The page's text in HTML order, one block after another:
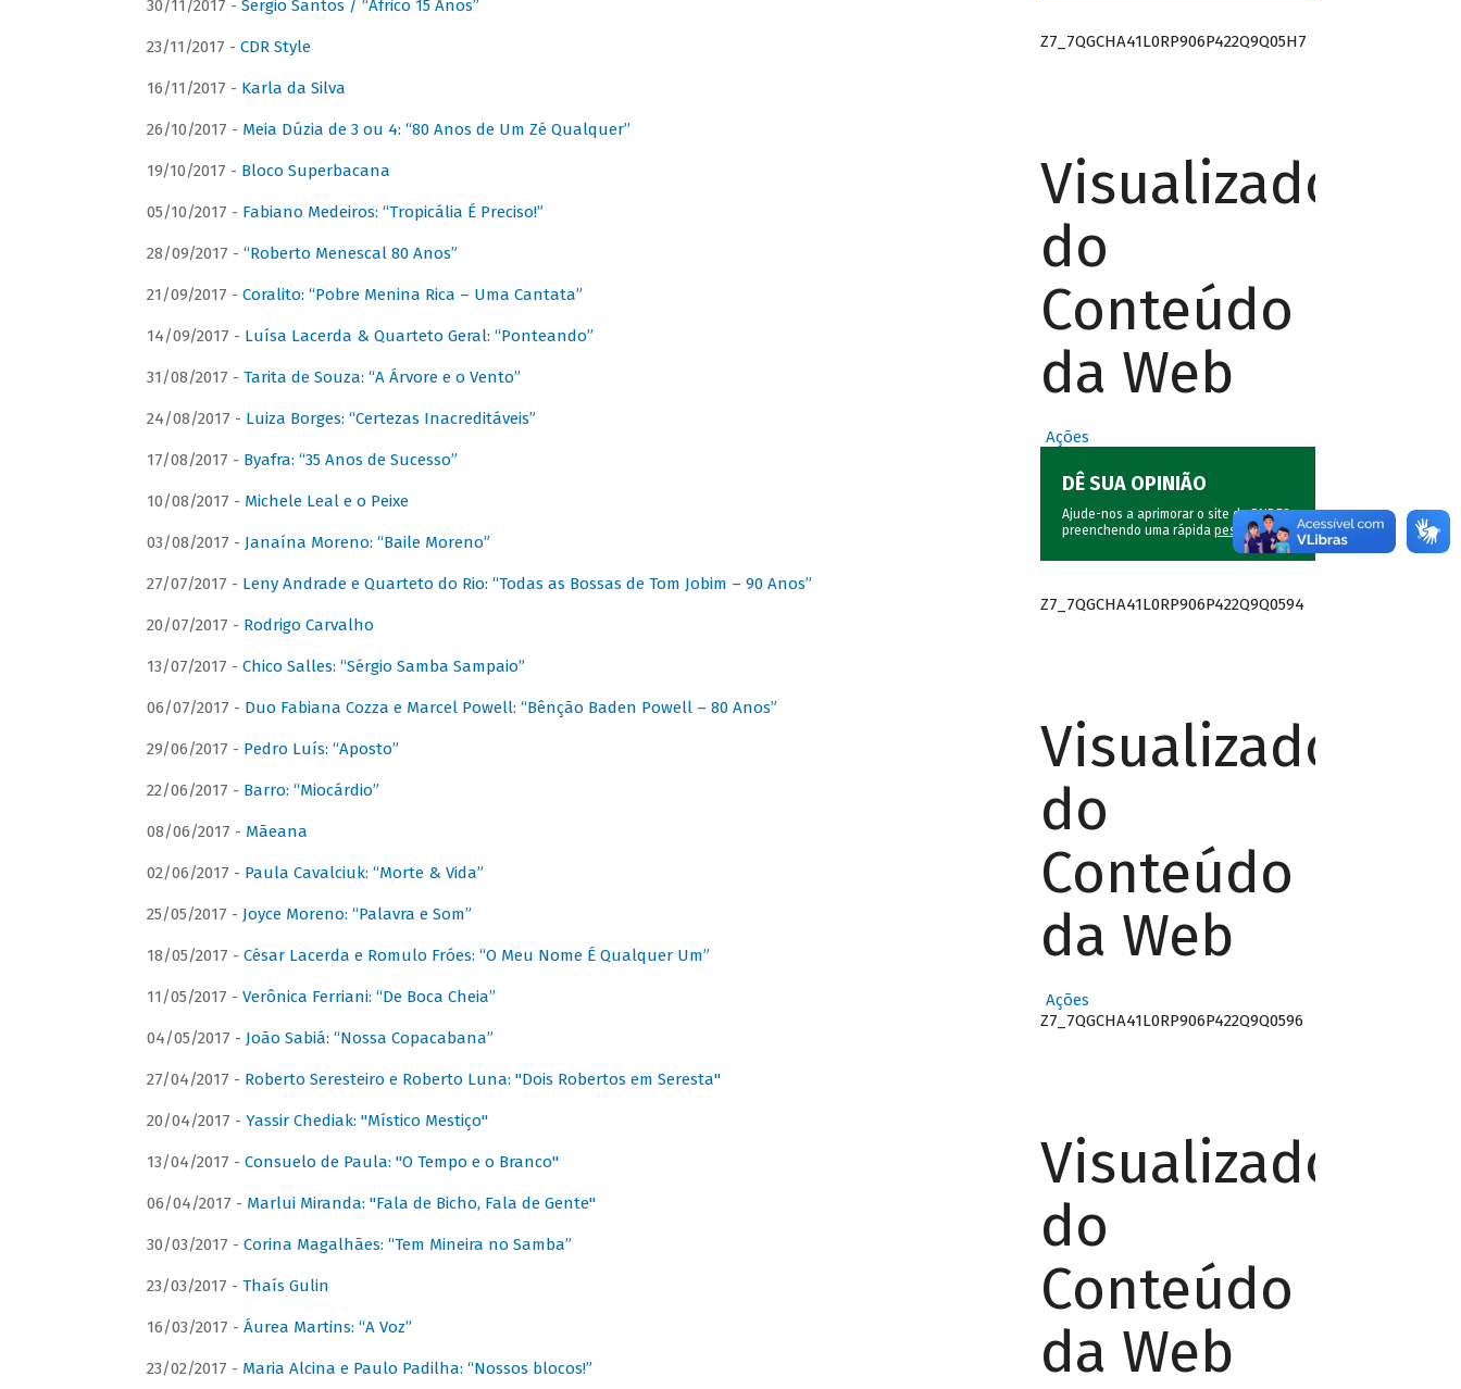
30/11/2017 - Sergio Santos / “Áfrico 15 Anos”
23/11/2017 - CDR Style
16/11/2017 - Karla da Silva
26/10/2017 - Meia Dúzia de 3 ou 4: “80 Anos de Um Zé Qualquer”
19/10/2017 - Bloco Superbacana
05/10/2017 - Fabiano Medeiros: “Tropicália É Preciso!”
28/09/2017 - “Roberto Menescal 80 Anos”
21/09/2017 - Coralito: “Pobre Menina Rica – Uma Cantata”
14/09/2017 - Luísa Lacerda & Quarteto Geral: “Ponteando”
31/08/2017 - Tarita de Souza: “A Árvore e o Vento”
24/08/2017 - Luiza Borges: “Certezas Inacreditáveis”
17/08/2017 - Byafra: “35 Anos de Sucesso”
10/08/2017 - Michele Leal e o Peixe
03/08/2017 - Janaína Moreno: “Baile Moreno”
27/07/2017 - Leny Andrade e Quarteto do Rio: “Todas as Bossas de Tom Jobim – 90 Anos”
20/07/2017 - Rodrigo Carvalho
13/07/2017 - Chico Salles: “Sérgio Samba Sampaio”
06/07/2017 - Duo Fabiana Cozza e Marcel Powell: “Bênção Baden Powell – 80 Anos”
29/06/2017 - Pedro Luís: “Aposto”
22/06/2017 - Barro: “Miocárdio”
08/06/2017 - Mãeana
02/06/2017 - Paula Cavalciuk: “Morte & Vida”
25/05/2017 - Joyce Moreno: “Palavra e Som”
18/05/2017 - César Lacerda e Romulo Fróes: “O Meu Nome É Qualquer Um”
11/05/2017 - Verônica Ferriani: “De Boca Cheia”
04/05/2017 - João Sabiá: “Nossa Copacabana”
27/04/2017 - Roberto Seresteiro e Roberto Luna: "Dois Robertos em Seresta"
20/04/2017 - Yassir Chediak: "Místico Mestiço"
13/04/2017 - Consuelo de Paula: "O Tempo e o Branco"
06/04/2017 - Marlui Miranda: "Fala de Bicho, Fala de Gente"
30/03/2017 - Corina Magalhães: “Tem Mineira no Samba”
23/03/2017 - Thaís Gulin
16/03/2017 - Áurea Martins: “A Voz”
23/02/2017 - Maria Alcina e Paulo Padilha: “Nossos blocos!”
Z7_7QGCHA41L0RP906P422Q9Q05H7
Visualizador
do
Conteúdo
da Web
Ações
DÊ SUA OPINIÃO
Ajude-nos a aprimorar o site do BNDES
preenchendo uma rápida pesquisa.
Z7_7QGCHA41L0RP906P422Q9Q0594
Visualizador
do
Conteúdo
da Web
Ações
Z7_7QGCHA41L0RP906P422Q9Q0596
Visualizador
do
Conteúdo
da Web